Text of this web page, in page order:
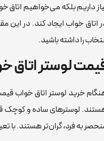
داریم بلکه می‌خواهیم اتاق
اتاق خواب ایجاد کند. در این
را داشته باشید.
لوستر اتاق
خرید لوستر اتاق خواب
لوسترهای ساده و کوچک
به فرد، گران‌تر هستند. با